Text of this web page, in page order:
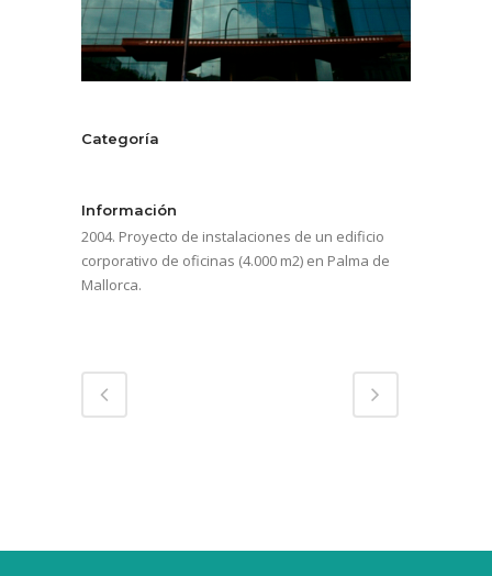
Categoría
Información
2004. Proyecto de instalaciones de un edificio
corporativo de oficinas (4.000 m2) en Palma de
Mallorca.